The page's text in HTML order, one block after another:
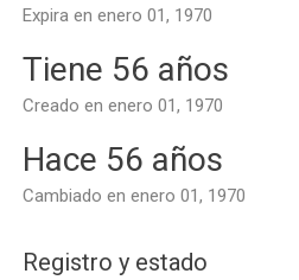
Expira en enero 01, 1970
Tiene 56 años
Creado en enero 01, 1970
Hace 56 años
Cambiado en enero 01, 1970
Registro y estado